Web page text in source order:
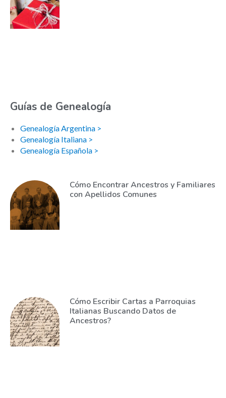
Guías de Genealogía
Genealogía Argentina >
Genealogía Italiana >
Genealogía Española >
Cómo Encontrar Ancestros y Familiares
con Apellidos Comunes
Cómo Escribir Cartas a Parroquias
Italianas Buscando Datos de
Ancestros?